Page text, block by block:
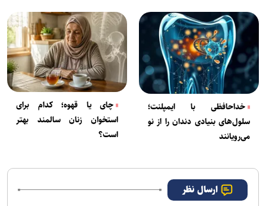
خداحافظی با ایمپلنت؛
سلول‌های بنیادی دندان را از نو
می‌رویانند
چای یا قهوه؛ کدام برای
استخوان زنان سالمند بهتر
است؟
ارسال نظر